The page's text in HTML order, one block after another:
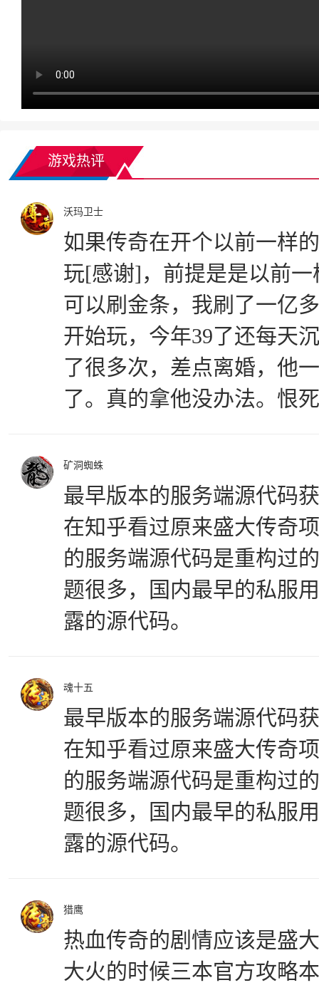
游戏热评
沃玛卫士
如果传奇在开个以前一样
玩[感谢]，前提是是以前
可以刷金条，我刷了一亿
开始玩，今年39了还每天
了很多次，差点离婚，他
了。真的拿他没办法。恨
矿洞蜘蛛
最早版本的服务端源代码
在知乎看过原来盛大传奇
的服务端源代码是重构过
题很多，国内最早的私服
露的源代码。
魂十五
最早版本的服务端源代码
在知乎看过原来盛大传奇
的服务端源代码是重构过
题很多，国内最早的私服
露的源代码。
猎鹰
热血传奇的剧情应该是盛
大火的时候三本官方攻略